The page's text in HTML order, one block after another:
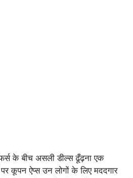
के बीच असली डील्स ढूँढ़ना एक
कूपन ऐप्स उन लोगों के लिए मददगार